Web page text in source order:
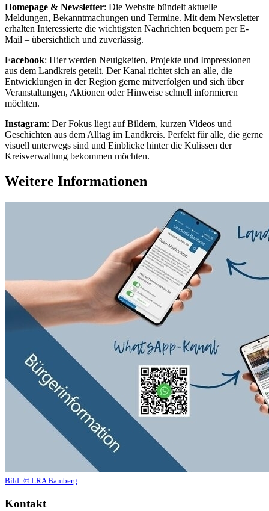
Homepage & Newsletter: Die Website bündelt aktuelle
Meldungen, Bekanntmachungen und Termine. Mit dem Newsletter
erhalten Interessierte die wichtigsten Nachrichten bequem per E-
Mail – übersichtlich und zuverlässig.
Facebook: Hier werden Neuigkeiten, Projekte und Impressionen
aus dem Landkreis geteilt. Der Kanal richtet sich an alle, die
Entwicklungen in der Region gerne mitverfolgen und sich über
Veranstaltungen, Aktionen oder Hinweise schnell informieren
möchten.
Instagram: Der Fokus liegt auf Bildern, kurzen Videos und
Geschichten aus dem Alltag im Landkreis. Perfekt für alle, die gerne
visuell unterwegs sind und Einblicke hinter die Kulissen der
Kreisverwaltung bekommen möchten.
Weitere Informationen
Bild: © LRA Bamberg
Kontakt